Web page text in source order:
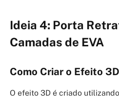
Ideia 4: Porta
Camadas de EVA
Como Criar o Efeito 3D
O efeito 3D é criado